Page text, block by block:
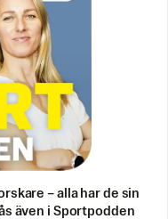
– alla har de sin
även i Sportpodden